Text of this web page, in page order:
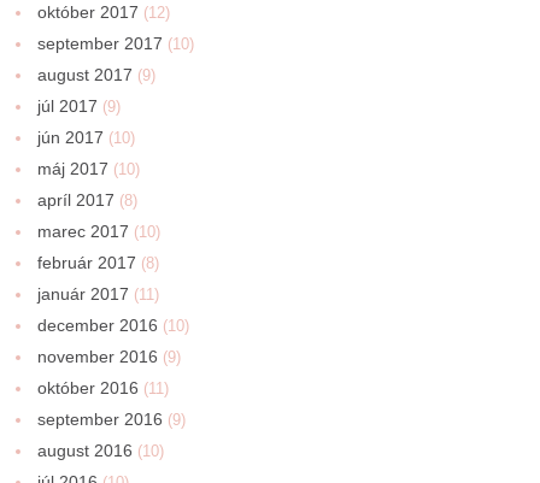
október 2017 (12)
september 2017 (10)
august 2017 (9)
júl 2017 (9)
jún 2017 (10)
máj 2017 (10)
apríl 2017 (8)
marec 2017 (10)
február 2017 (8)
január 2017 (11)
december 2016 (10)
november 2016 (9)
október 2016 (11)
september 2016 (9)
august 2016 (10)